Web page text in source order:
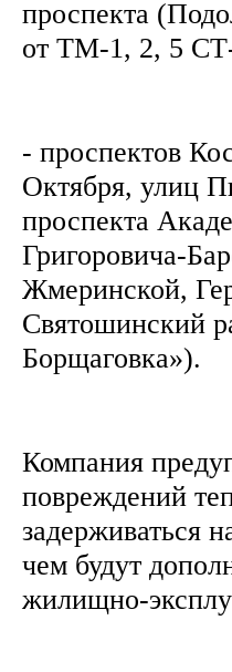
проспекта
от ТМ-1, 2, 5
- проспектов
Октября, улиц
проспекта
Григоровича-
Жмеринской,
Святошинский
Борщаговка»).
Компания
повреждений
задерживаться
чем будут
жилищно-